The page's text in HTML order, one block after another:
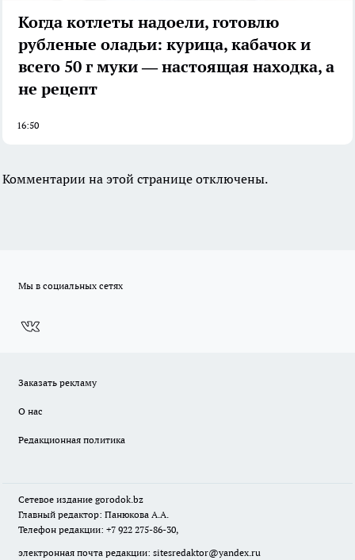
Когда котлеты надоели, готовлю
рубленые оладьи: курица, кабачок и
всего 50 г муки — настоящая находка, а
не рецепт
16:50
Комментарии на этой странице отключены.
Мы в социальных сетях
Заказать рекламу
О нас
Редакционная политика
Сетевое издание gorodok.bz
Главный редактор: Панюкова А.А.
Телефон редакции: +7 922 275-86-30,
электронная почта редакции: sitesredaktor@yandex.ru